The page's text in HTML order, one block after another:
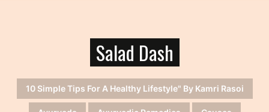
Salad Dash
10 Simple Tips For A Healthy Lifestyle" By Kamri Rasoi